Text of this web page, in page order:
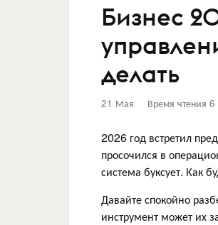
Бизнес
делать
21 Мая Время чтения
2026 год встретил
просочился в
система буксует. Как
Давайте спокойно
инструмент может их